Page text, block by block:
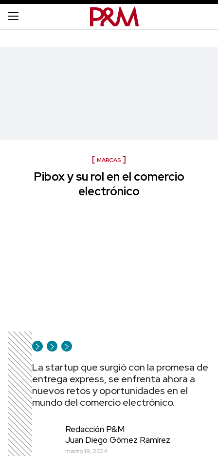
MARCAS
Pibox y su rol en el comercio
electrónico
La startup que surgió con la promesa de
entrega express, se enfrenta ahora a
nuevos retos y oportunidades en el
mundo del comercio electrónico.
Redacción P&M
Juan Diego Gómez Ramírez
marzo 19, 2024